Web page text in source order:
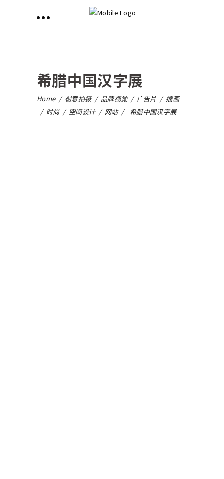
希腊中国汉字展
Home/ 创意拍摄/ 品牌视觉/ 广告片 / 插画
/ 时尚/ 空间设计/ 网站/ 希腊中国汉字展